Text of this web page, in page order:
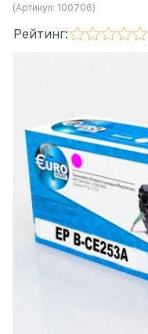
(Артикул: 100706)
Рейтинг: